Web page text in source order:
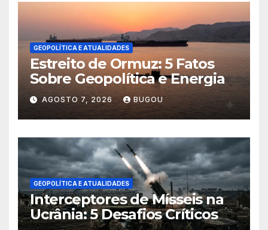
GEOPOLÍTICA E ATUALIDADES
Estreito de Ormuz: 5 Fatos
Sobre Geopolítica e Energia
AGOSTO 7, 2026 BUGOU
GEOPOLÍTICA E ATUALIDADES
Interceptores de Mísseis na
Ucrânia: 5 Desafios Críticos